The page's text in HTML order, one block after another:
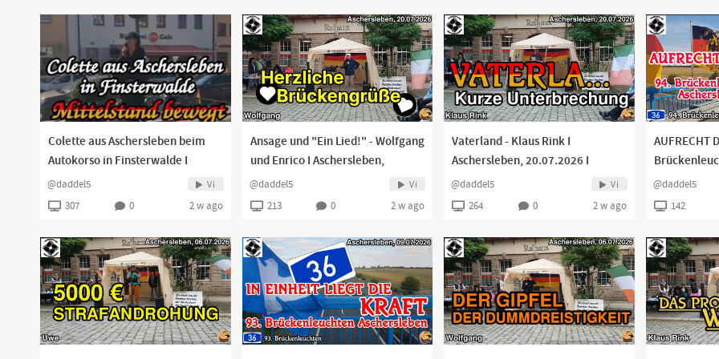
Colette aus Aschersleben beim
Autokorso in Finsterwalde I
18.07.2026 I
@daddel5 Vi
307 0 2 w ago
Ansage und "Ein Lied!" - Wolfgang
und Enrico I Aschersleben,
20.07.2026 I
@daddel5 Vi
213 0 2 w ago
Vaterland - Klaus Rink I
Aschersleben, 20.07.2026 I
@daddel5 Vi
264 0 2 w ago
AUFRECHT
A36 I
@daddel5
142